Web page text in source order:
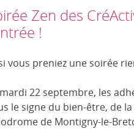
Zen des
!
vous preniez une soirée
22 septembre, les
le signe du bien-être, de
de Montigny-le-